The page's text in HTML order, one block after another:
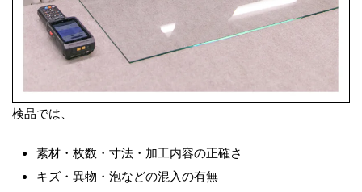
検品では、
素材・枚数・寸法・加工内容の正確さ
キズ・異物・泡などの混入の有無